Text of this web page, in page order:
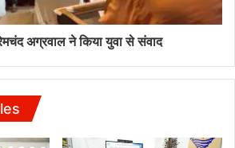
अग्रवाल ने किया युवा से संवाद